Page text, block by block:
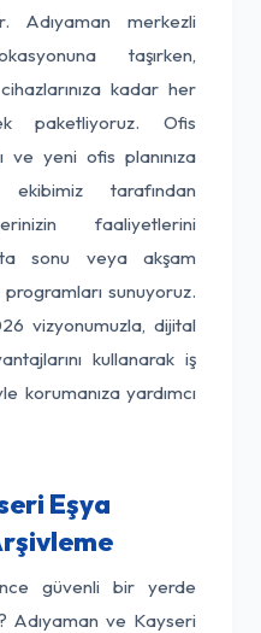
Adıyaman merkezli
taşırken,
kadar her
paketliyoruz. Ofis
ve yeni ofis planınıza
tarafından
faaliyetlerini
sonu veya akşam
sunuyoruz.
vizyonumuzla, dijital
kullanarak iş
korumanıza yardımcı
Eşya
önce güvenli bir yerde
Adıyaman ve Kayseri